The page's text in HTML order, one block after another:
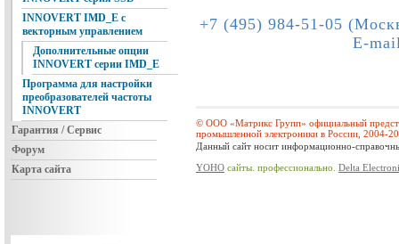
INNOVERT IMD_E с
векторным управлением
Дополнительные опции
INNOVERT серии IMD_E
Программа для настройки
преобразователей частоты
INNOVERT
Гарантия / Сервис
Форум
Карта сайта
+7 (495) 984-51-05
E-
© ООО «Матрикс Групп» официальный
промышленной электроники в России, 2004-
Данный сайт носит информационно-
YOHO сайты. профессионально. Delta